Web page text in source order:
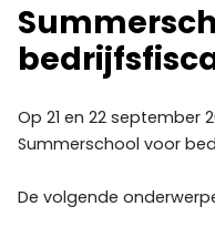
Op 21 en 22 september
Summerschool voor
De volgende